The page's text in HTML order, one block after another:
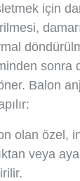
için
sonra
Balon
olan özel,
veya